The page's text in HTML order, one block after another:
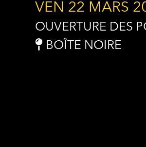
VEN 22 MARS
OUVERTURE DES
BOÎTE NOIRE